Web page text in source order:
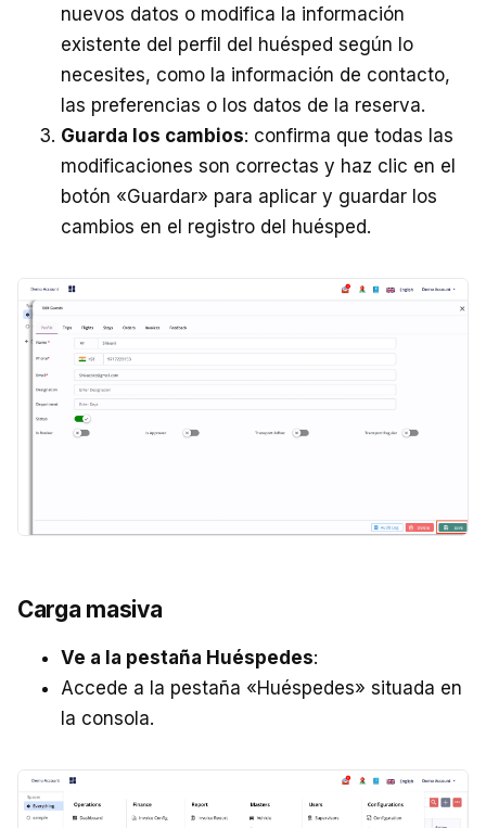
nuevos datos o modifica la información
existente del perfil del huésped según lo
necesites, como la información de contacto,
las preferencias o los datos de la reserva.
Guarda los cambios: confirma que todas las
modificaciones son correctas y haz clic en el
botón «Guardar» para aplicar y guardar los
cambios en el registro del huésped.
Carga masiva
Ve a la pestaña Huéspedes:
Accede a la pestaña «Huéspedes» situada en
la consola.